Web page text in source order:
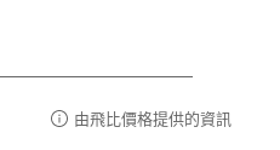
由飛比價格提供的資訊